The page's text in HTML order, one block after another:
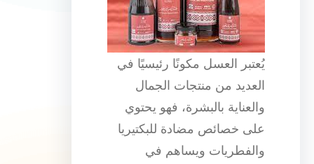
يُعتبر العسل مكونًا رئيسيًا في
العديد من منتجات الجمال
والعناية بالبشرة، فهو يحتوي
على خصائص مضادة للبكتيريا
والفطريات ويساهم في